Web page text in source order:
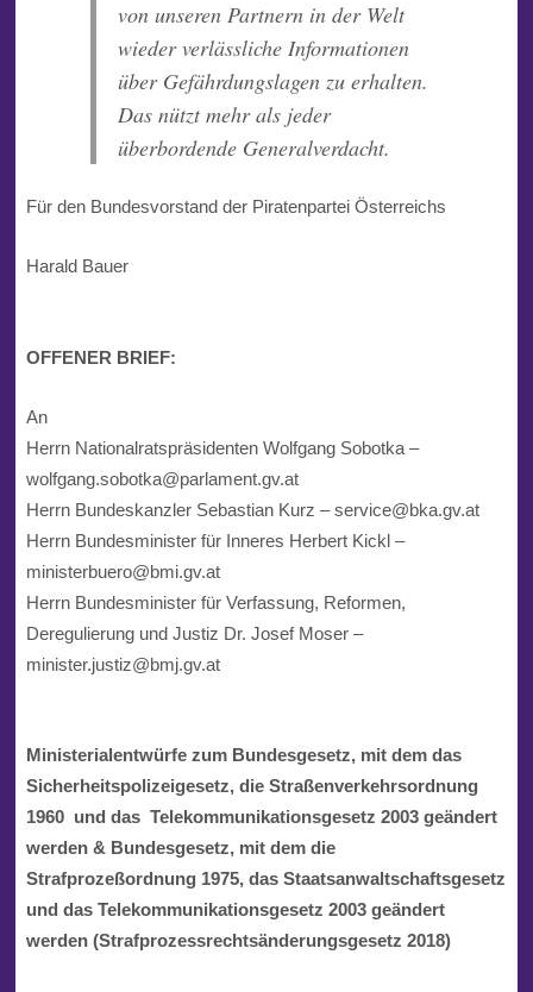
von unseren Partnern in der Welt
wieder verlässliche Informationen
über Gefährdungslagen zu erhalten.
Das nützt mehr als jeder
überbordende Generalverdacht.
Für den Bundesvorstand der Piratenpartei Österreichs
Harald Bauer
OFFENER BRIEF:
An
Herrn Nationalratspräsidenten Wolfgang Sobotka –
wolfgang.sobotka@parlament.gv.at
Herrn Bundeskanzler Sebastian Kurz – service@bka.gv.at
Herrn Bundesminister für Inneres Herbert Kickl –
ministerbuero@bmi.gv.at
Herrn Bundesminister für Verfassung, Reformen,
Deregulierung und Justiz Dr. Josef Moser –
minister.justiz@bmj.gv.at
Ministerialentwürfe zum Bundesgesetz, mit dem das
Sicherheitspolizeigesetz, die Straßenverkehrsordnung
1960 und das Telekommunikationsgesetz 2003 geändert
werden & Bundesgesetz, mit dem die
Strafprozeßordnung 1975, das Staatsanwaltschaftsgesetz
und das Telekommunikationsgesetz 2003 geändert
werden (Strafprozessrechtsänderungsgesetz 2018)